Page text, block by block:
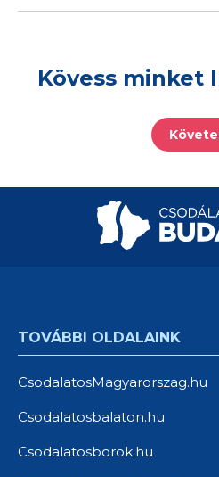
Kövess minket
TOVÁBBI OLDALAINK
CsodalatosMagyarorszag.hu
Csodalatosbalaton.hu
Csodalatosborok.hu